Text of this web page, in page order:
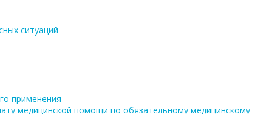
ситуаций
применения
медицинской помощи по обязательному медицинскому